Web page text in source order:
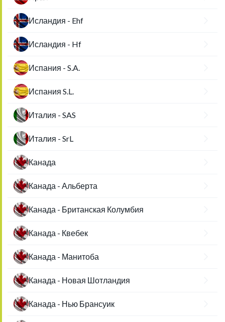
Исландия - Ehf
Исландия - Hf
Испания - S.A.
Испания S.L.
Италия - SAS
Италия - SrL
Канада
Канада - Альберта
Канада - Британская Колумбия
Канада - Квебек
Канада - Манитоба
Канада - Новая Шотландия
Канада - Нью Брансуик